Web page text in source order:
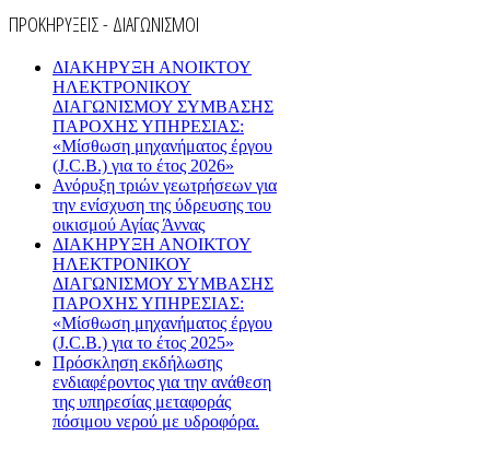
ΠΡΟΚΗΡΥΞΕΙΣ - ΔΙΑΓΩΝΙΣΜΟΙ
ΔΙΑΚΗΡΥΞΗ ΑΝΟΙΚΤΟΥ
ΗΛΕΚΤΡΟΝΙΚΟΥ
ΔΙΑΓΩΝΙΣΜΟΥ ΣΥΜΒΑΣΗΣ
ΠΑΡΟΧΗΣ ΥΠΗΡΕΣΙΑΣ:
«Μίσθωση μηχανήματος έργου
(J.C.B.) για το έτος 2026»
Ανόρυξη τριών γεωτρήσεων για
την ενίσχυση της ύδρευσης του
οικισμού Αγίας Άννας
ΔΙΑΚΗΡΥΞΗ ΑΝΟΙΚΤΟΥ
ΗΛΕΚΤΡΟΝΙΚΟΥ
ΔΙΑΓΩΝΙΣΜΟΥ ΣΥΜΒΑΣΗΣ
ΠΑΡΟΧΗΣ ΥΠΗΡΕΣΙΑΣ:
«Μίσθωση μηχανήματος έργου
(J.C.B.) για το έτος 2025»
Πρόσκληση εκδήλωσης
ενδιαφέροντος για την ανάθεση
της υπηρεσίας μεταφοράς
πόσιμου νερού με υδροφόρα.